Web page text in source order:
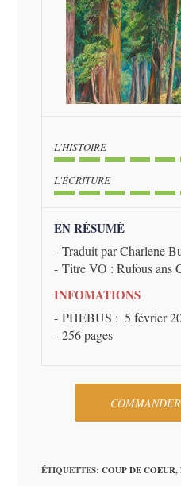
L'HISTOIRE
L'ÉCRITURE
EN RÉSUMÉ
Traduit par Charlene
Titre VO : Rufous ans
INFOMATIONS
PHEBUS : ‎ 5 février
256 pages
ÉTIQUETTES:COUP DE COEUR,